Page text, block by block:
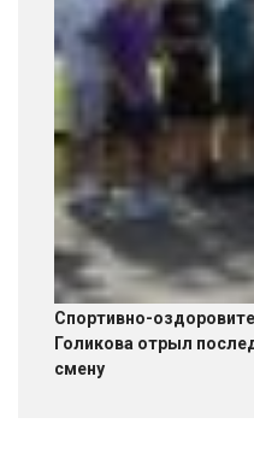
Спортивно-
Голикова отрыл
смену